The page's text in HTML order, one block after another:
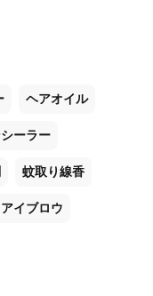
ヘアオイル
ーラー
蚊取り線香
アイブロウ